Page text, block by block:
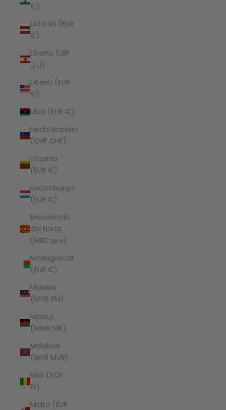
€)
Letonia (EUR
€)
Líbano (LBP
ل.ل)
Liberia (EUR
€)
Libia (EUR €)
Liechtenstein
(CHF CHF)
Lituania
(EUR €)
Luxemburgo
(EUR €)
Macedonia
del Norte
(MKD ден)
Madagascar
(EUR €)
Malasia
(MYR RM)
Malaui
(MWK MK)
Maldivas
(MVR MVR)
Mali (XOF
Fr)
Malta (EUR